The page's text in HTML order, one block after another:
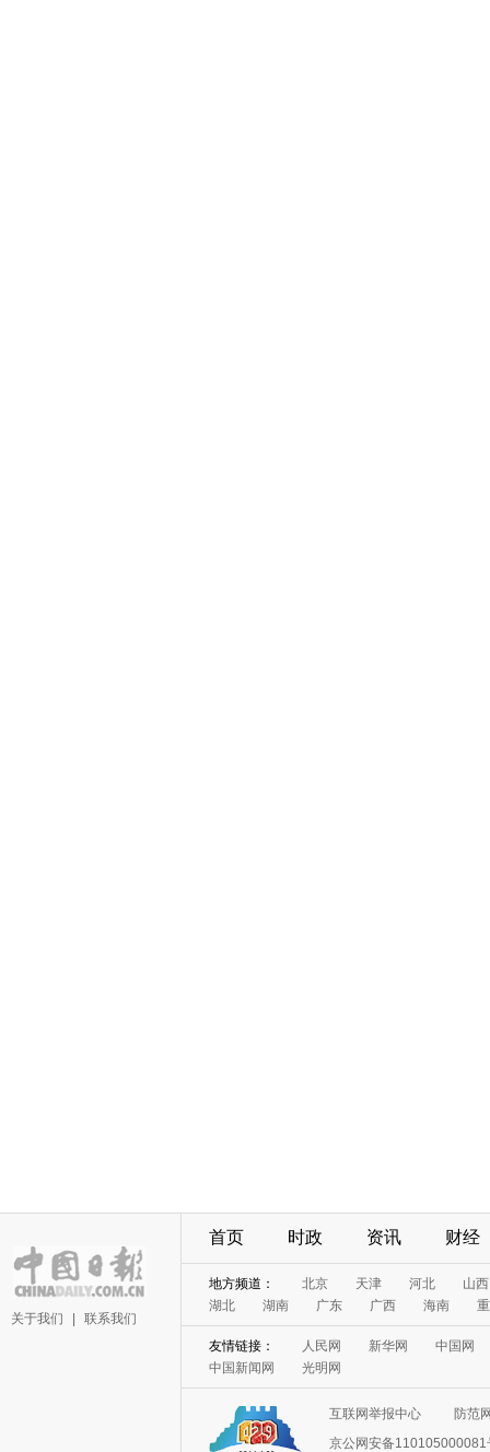
关于我们 联系我们
首页 时政 资讯 财经
地方频道： 北京 天津 河北
山西
湖北
湖南 广东 广西 海南
友情链接： 人民网 新华网
中国网
中国新闻网
光明网
互联网举报中心
防范
京公网安备110105000081